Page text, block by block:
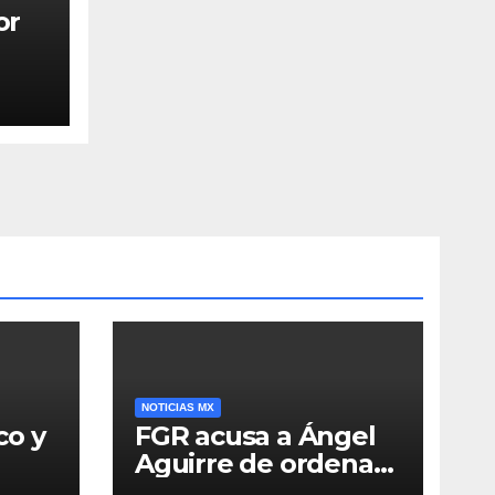
y
NOTICIAS MX
FGR acusa a Ángel
Aguirre de ordenar